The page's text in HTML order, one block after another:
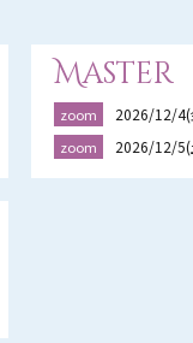
Master
zoom 2026/12/
zoom 2026/12/